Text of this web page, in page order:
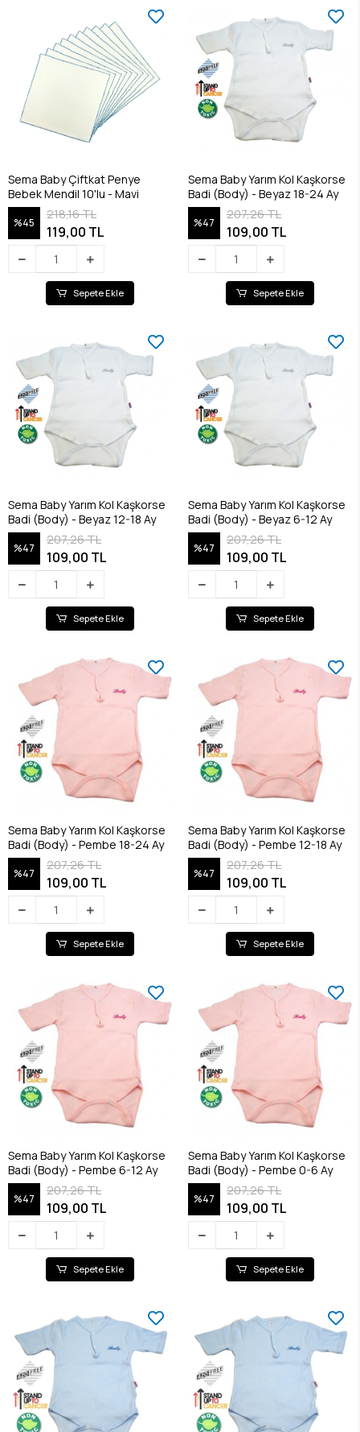
Sema Baby Çiftkat Penye
Bebek Mendil 10'lu - Mavi
%45
218,16 TL
119,00 TL
Sepete Ekle
Sema Baby Yarım Kol Kaşkorse
Badi (Body) - Beyaz 18-24 Ay
%47
207,26 TL
109,00 TL
Sepete Ekle
Sema Baby Yarım Kol Kaşkorse
Badi (Body) - Beyaz 12-18 Ay
%47
207,26 TL
109,00 TL
Sepete Ekle
Sema Baby Yarım Kol Kaşkorse
Badi (Body) - Beyaz 6-12 Ay
%47
207,26 TL
109,00 TL
Sepete Ekle
Sema Baby Yarım Kol Kaşkorse
Badi (Body) - Pembe 18-24 Ay
%47
207,26 TL
109,00 TL
Sepete Ekle
Sema Baby Yarım Kol Kaşkorse
Badi (Body) - Pembe 12-18 Ay
%47
207,26 TL
109,00 TL
Sepete Ekle
Sema Baby Yarım Kol Kaşkorse
Badi (Body) - Pembe 6-12 Ay
%47
207,26 TL
109,00 TL
Sepete Ekle
Sema Baby Yarım Kol Kaşkorse
Badi (Body) - Pembe 0-6 Ay
%47
207,26 TL
109,00 TL
Sepete Ekle